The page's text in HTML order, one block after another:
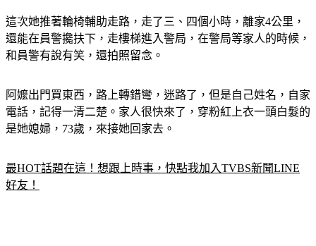
這次她推著輪椅輔助走路，走了三、四個小時，離家4公里，
還能在員警攙扶下，走樓梯進入警局，在警局等家人的時候，
和員警有說有笑，還拍照留念。
阿嬤出門買東西，路上轉錯彎，迷路了，但是自己姓名，自家
電話，記得一清二楚。家人很快來了，穿粉紅上衣一頭白髮的
是她媳婦，73歲，來接她回家去。
最HOT話題在這！想跟上時事，快點我加入TVBS新聞LINE
好友！